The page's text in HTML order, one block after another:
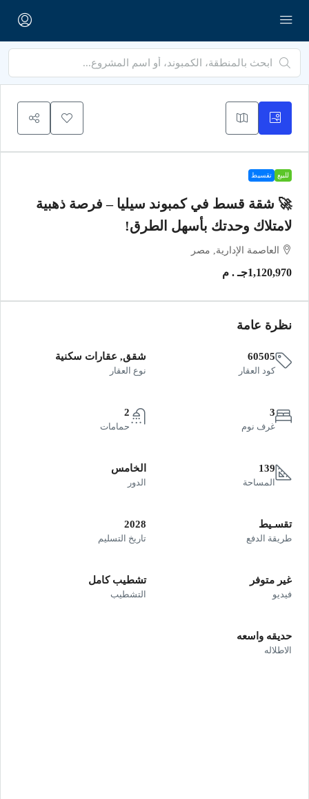
للبيع تقسيط
🚀 شقة قسط في كمبوند سيليا – فرصة ذهبية
لامتلاك وحدتك بأسهل الطرق!
العاصمة الإدارية, مصر
1,120,970جـ . م
نظرة عامة
60505
كود العقار
شقق, عقارات سكنية
نوع العقار
3
غرف نوم
2
حمامات
139
المساحة
الخامس
الدور
تقسـيط
طريقة الدفع
2028
تاريخ التسليم
غير متوفر
فيديو
تشطيب كامل
التشطيب
حديقه واسعه
الاطلاله